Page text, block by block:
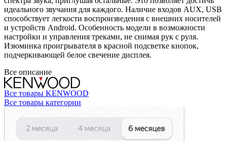
идеального звучания для каждого. Наличие входов AUX, USB
способствует легкости воспроизведения с внешних носителей
и устройств Android. Особенность модели в возможности
настройки и управления треками, не снимая рук с руля.
Изюминка проигрывателя в красной подсветке кнопок,
подчеркивающей белое свечение дисплея.
Все описание
Все товары KENWOOD
Все товары категории